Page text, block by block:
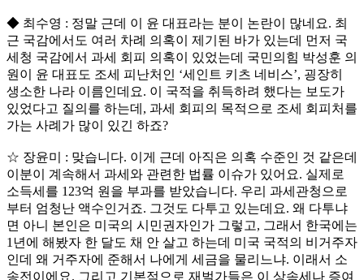
◆ 최수영 : 정말 근데 이 윤 대표라는 분이 논란이 많네요. 최
근 국감에서도 여러 차례 의혹이 제기된 바가 있는데 먼저 국
세청 국감에서 과세 회피 의혹이 있었는데 국민의힘 박성훈 의
원이 윤 대표도 조세 피난처인 ‘세인트 키츠 네비스’, 굉장히
생소한 나라 이름인데요. 이 국적을 취득하려 했다는 보도가
있었다고 질의를 하는데, 과세 회피의 목적으로 조세 회피처를
가는 사례가 많이 있긴 하죠?
☆ 장윤미 : 맞습니다. 이게 근데 아직은 의혹 수준인 것 같은데
이분이 계속해서 과세와 관련한 법률 이슈가 있어요. 실제로
소득세를 123억 원을 부과를 받았습니다. 우리 과세관청으로
부터 엄청난 액수인거죠. 그것도 다투고 있는데요. 왜 다투냐
면 아니 본인은 미국의 시민권자인가 그렇고, 그래서 한국에는
1년에 해봤자 한 달도 채 안 살고 하는데 미국 국적의 비거주자
인데 왜 거주자에 준해서 나에게 세금을 물리느냐. 이래서 소
송전이에요. 그리고 기본적으로 재벌가들은 이 상속세나 증여